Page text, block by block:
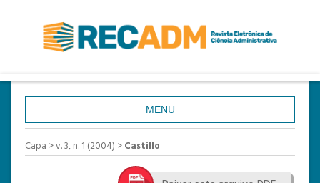
MENU
CAPA
SOBRE
Capa >v. 3, n. 1 (2004) >Castillo